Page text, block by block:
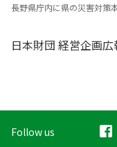
長野県庁内に県の災害対策
日本財団 経営企画
Follow us